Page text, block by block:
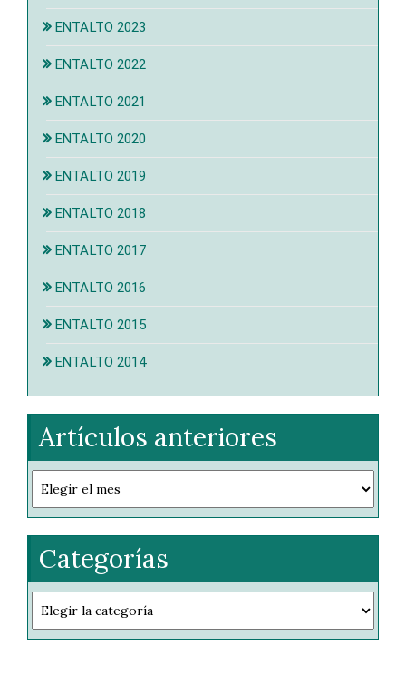
ENTALTO 2023
ENTALTO 2022
ENTALTO 2021
ENTALTO 2020
ENTALTO 2019
ENTALTO 2018
ENTALTO 2017
ENTALTO 2016
ENTALTO 2015
ENTALTO 2014
Artículos anteriores
anteriores
Categorías